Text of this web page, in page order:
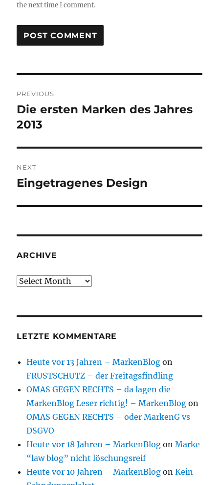
the next time I comment.
navigation
PREVIOUS
Previous
post:
Die ersten Marken des Jahres
2013
NEXT
Next
Eingetragenes Design
ARCHIVE
Archive
LETZTE KOMMENTARE
Heute vor 13 Jahren – MarkenBlog on
FRUSTSCHUTZ – der Freitagsfindling
OMAS GEGEN RECHTS – da lagen die
MarkenBlog Leser richtig! – MarkenBlog on
OMAS GEGEN RECHTS – oder MarkenG vs
DSGVO
Heute vor 18 Jahren – MarkenBlog onMarke
“law blog” nicht löschungsreif
Heute vor 10 Jahren – MarkenBlog onKein